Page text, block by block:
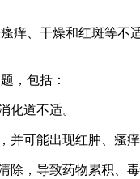
痒、干燥和红斑等
，包括：
化道不适。
可能出现红肿、瘙
，导致药物累积、毒